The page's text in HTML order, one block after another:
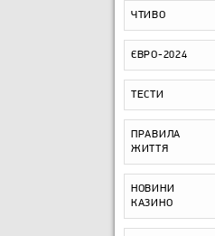
ЧТИВО
ЄВРО-2024
ТЕСТИ
ПРАВИЛА
ЖИТТЯ
НОВИНИ
КАЗИНО